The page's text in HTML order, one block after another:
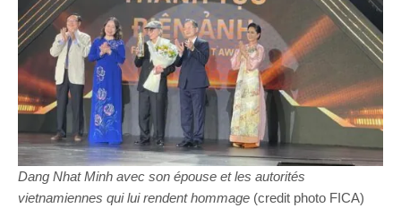
Dang Nhat Minh avec son épouse et les autorités
vietnamiennes qui lui rendent hommage (credit photo FICA)